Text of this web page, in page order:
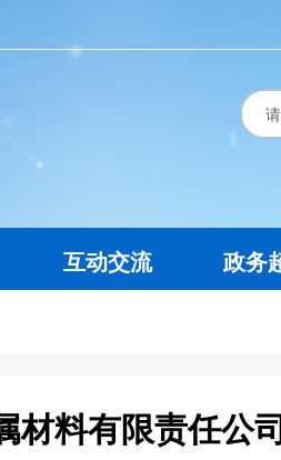
互动交流 政务
材料有限责任公